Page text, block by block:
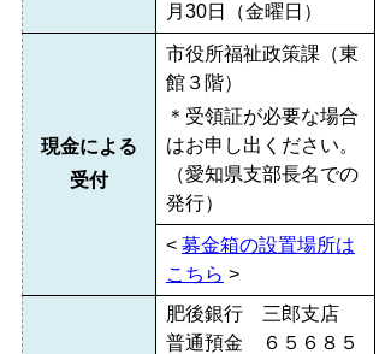
月30日（金曜日）
現金による
受付
市役所福祉政策課（東
館３階）
＊受領証が必要な場合
はお申し出ください。
（愛知県支部長名での
発行）
< 募金箱の設置場所は
こちら >
肥後銀行 三郎支店
普通預金 ６５６８５